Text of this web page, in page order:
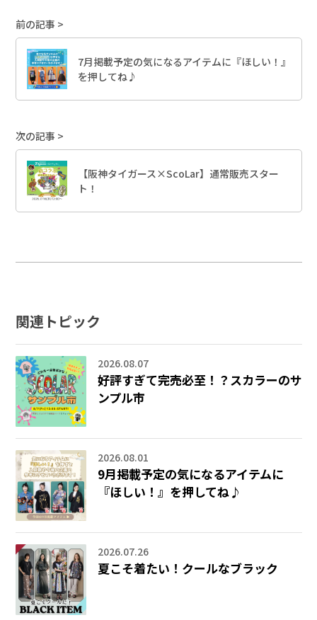
前の記事
7月掲載予定の気になるアイテムに『ほしい！』
を押してね♪
次の記事
【阪神タイガース×ScoLar】通常販売スター
ト！
関連トピック
2026.08.07
好評すぎて完売必至！？スカラーのサ
ンプル市
2026.08.01
9月掲載予定の気になるアイテムに
『ほしい！』を押してね♪
2026.07.26
夏こそ着たい！クールなブラック